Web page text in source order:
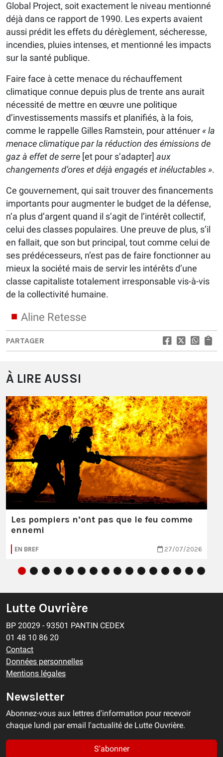
Global Project, soit exactement le niveau mentionné
déjà dans ce rapport de 1990. Les experts avaient
aussi prédit les effets du dérèglement, sécheresse,
incendies, pluies intenses, et mentionné les impacts
sur la santé publique.
Faire face à cette menace du réchauffement
climatique connue depuis plus de trente ans aurait
nécessité de mettre en œuvre une politique
d’investissements massifs et planifiés, à la fois,
comme le rappelle Gilles Ramstein, pour atténuer « la
menace climatique par la réduction des émissions de
gaz à effet de serre [et pour s’adapter] aux
changements d’ores et déjà engagés et inéluctables ».
Ce gouvernement, qui sait trouver des financements
importants pour augmenter le budget de la défense,
n’a plus d’argent quand il s’agit de l’intérêt collectif,
celui des classes populaires. Une preuve de plus, s’il
en fallait, que son but principal, tout comme celui de
ses prédécesseurs, n’est pas de faire fonctionner au
mieux la société mais de servir les intérêts d’une
classe capitaliste totalement irresponsable vis-à-vis
de la collectivité humaine.
Aline Retesse
PARTAGER
À LIRE AUSSI
Les pompiers n’ont pas que le feu comme
ennemi
EN BREF 27/07/2026
Lutte Ouvrière
BP 20029 - 93501 PANTIN CEDEX
01 48 10 86 20
Contact
Données personnelles
Mentions légales
Newsletter
Abonnez-vous aux lettres d'information pour recevoir
chaque lundi par email l'actualité de Lutte Ouvrière.
S'abonner